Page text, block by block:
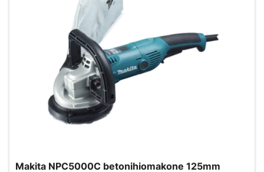
Makita NPC5000C betonihiomakone 125mm